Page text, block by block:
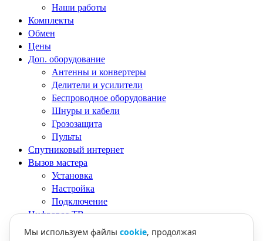
Наши работы
Комплекты
Обмен
Цены
Доп. оборудование
Антенны и конвертеры
Делители и усилители
Беспроводное оборудование
Шнуры и кабели
Грозозащита
Пульты
Спутниковый интернет
Вызов мастера
Установка
Настройка
Подключение
Цифровое ТВ
Мы используем файлы cookie, продолжая